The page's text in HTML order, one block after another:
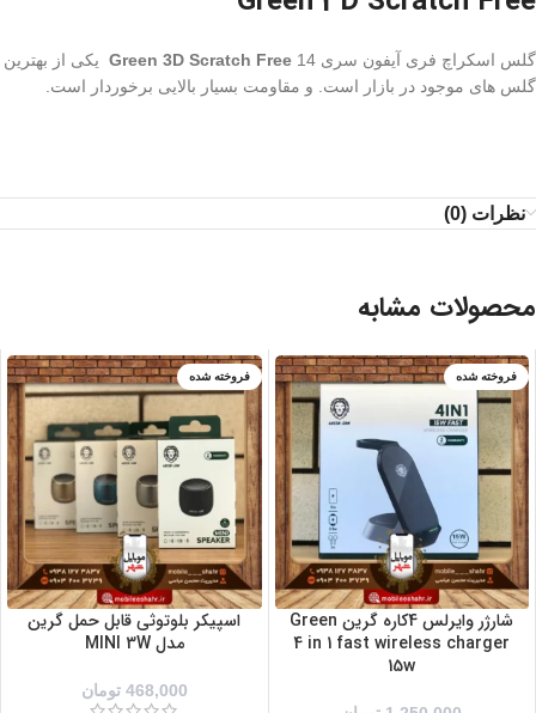
گلس اسکراچ فری آیفون سری 14 Green 3D Scratch Free یکی از بهترین
گلس های موجود در بازار است. و مقاومت بسیار بالایی برخوردار است.
نظرات (0)
محصولات مشابه
فروخته شده
شارژر وایرلس 4کاره گرین Green
4 in 1 fast wireless charger
15w
فروخته شده
زرد
صورتی
مشکی
نقره ای
اسپیکر بلوتوثی قابل حمل گرین
مدل MINI 3W
468,000 تومان